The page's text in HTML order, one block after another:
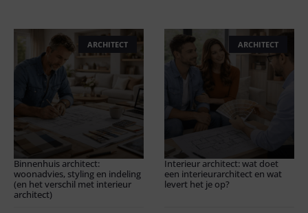
ARCHITECT
Binnenhuis architect:
woonadvies, styling en indeling
(en het verschil met interieur
architect)
ARCHITECT
Interieur architect: wat doet
een interieurarchitect en wat
levert het je op?